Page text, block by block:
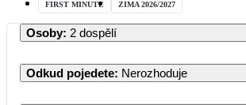
FIRST MINUTE ZIMA 2026/2027
Osoby: 2 dospělí
Odkud pojedete: Nerozhoduje